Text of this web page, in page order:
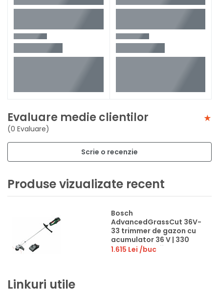
Evaluare medie clientilor
(0 Evaluare)
Scrie o recenzie
Produse vizualizate recent
Bosch
AdvancedGrassCut 36V-
33 trimmer de gazon cu
acumulator 36 V | 330
mm | Fara perii | 1 x 2 Ah
1.615 Lei /buc
Linkuri utile